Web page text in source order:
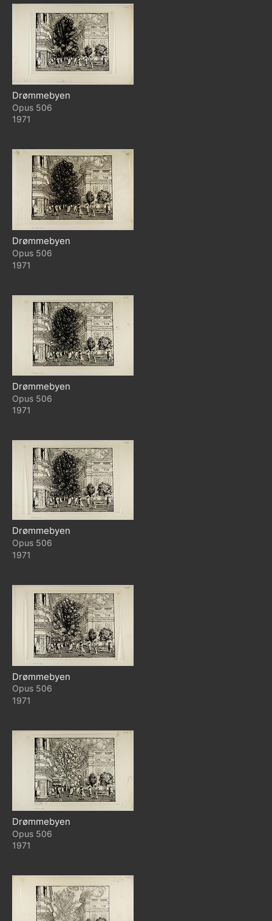
Drømmebyen
506
1971
Drømmebyen
506
1971
Drømmebyen
506
1971
Drømmebyen
506
1971
Drømmebyen
506
1971
Drømmebyen
506
1971